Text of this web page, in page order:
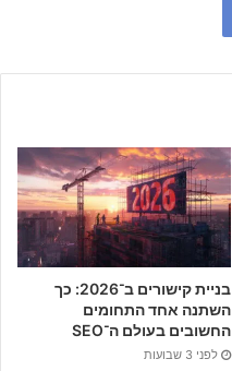
b
o
o
בניית קישורים ב־2026: כך
השתנה אחד התחומים
החשובים בעולם ה־SEO
לפני 3 שבועות